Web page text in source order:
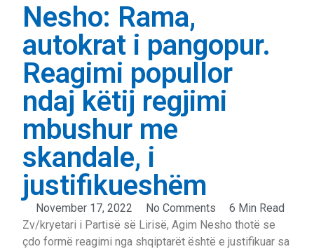
Nesho: Rama,
autokrat i pangopur.
Reagimi popullor
ndaj këtij regjimi
mbushur me
skandale, i
justifikueshëm
November 17, 2022 No Comments
6 Min Read
Zv/kryetari i Partisë së Lirisë, Agim Nesho thotë se
çdo formë reagimi nga shqiptarët është e justifikuar sa